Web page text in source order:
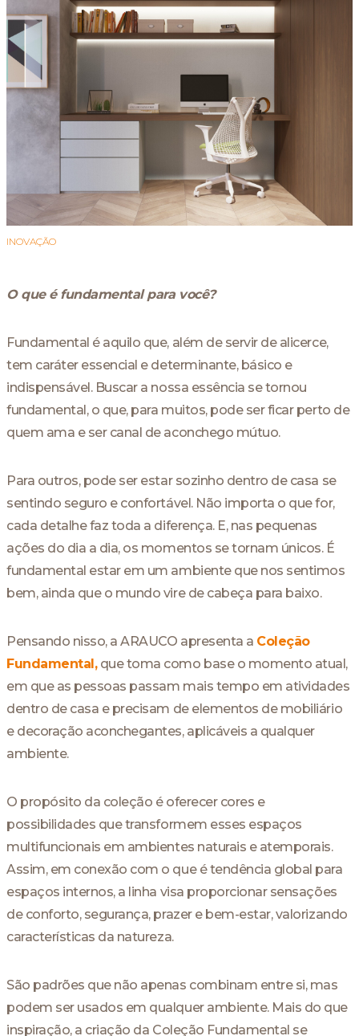
INOVAÇÃO
O que é fundamental para você?
Fundamental é aquilo que, além de servir de alicerce,
tem caráter essencial e determinante, básico e
indispensável. Buscar a nossa essência se tornou
fundamental, o que, para muitos, pode ser ficar perto de
quem ama e ser canal de aconchego mútuo.
Para outros, pode ser estar sozinho dentro de casa se
sentindo seguro e confortável. Não importa o que for,
cada detalhe faz toda a diferença. E, nas pequenas
ações do dia a dia, os momentos se tornam únicos. É
fundamental estar em um ambiente que nos sentimos
bem, ainda que o mundo vire de cabeça para baixo.
Pensando nisso, a ARAUCO apresenta a Coleção
Fundamental,que toma como base o momento atual,
em que as pessoas passam mais tempo em atividades
dentro de casa e precisam de elementos de mobiliário
e decoração aconchegantes, aplicáveis a qualquer
ambiente.
O propósito da coleção é oferecer cores e
possibilidades que transformem esses espaços
multifuncionais em ambientes naturais e atemporais.
Assim, em conexão com o que é tendência global para
espaços internos, a linha visa proporcionar sensações
de conforto, segurança, prazer e bem-estar, valorizando
características da natureza.
São padrões que não apenas combinam entre si, mas
podem ser usados em qualquer ambiente. Mais do que
inspiração, a criação da Coleção Fundamental se